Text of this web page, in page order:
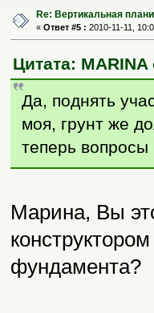
Re: Вертикальная
« Ответ #5 : 2010-11-11,
Цитата: MARINA
Да, поднять
моя, грунт же
теперь
Марина, Вы
фундамента?